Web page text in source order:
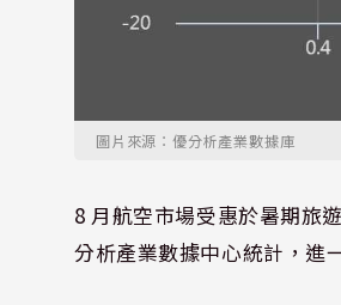
圖片來源：優分析產業數據庫
8 月航空市場受惠於暑期旅
分析產業數據中心統計，進